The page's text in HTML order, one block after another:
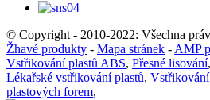
© Copyright - 2010-2022: Všechna
Žhavé produkty - Mapa stránek - AMP
Vstřikování plastů ABS, Přesné lisování,
Lékařské vstřikování plastů,
plastových forem,